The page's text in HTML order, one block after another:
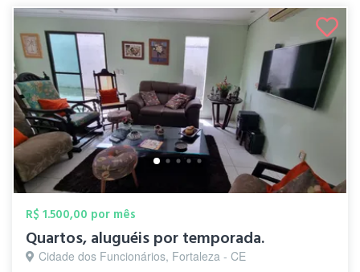
R$ 1.500,00 por mês
Quartos, aluguéis por temporada.
Cidade dos Funcionários, Fortaleza - CE